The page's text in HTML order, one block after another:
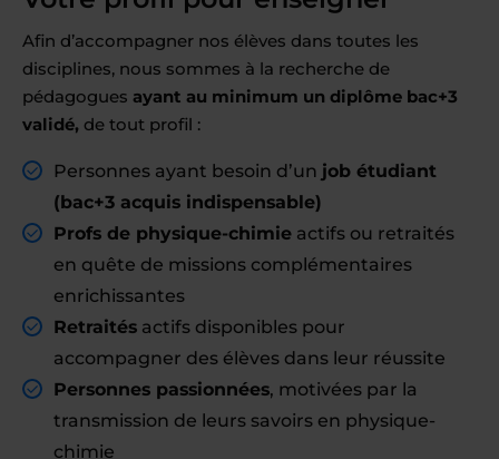
Afin d’accompagner nos élèves dans toutes les
disciplines, nous sommes à la recherche de
pédagogues ayant au minimum un diplôme bac+3
validé, de tout profil :
Personnes ayant besoin d’un job étudiant
(bac+3 acquis indispensable)
Profs de physique-chimie actifs ou retraités
en quête de missions complémentaires
enrichissantes
Retraités actifs disponibles pour
accompagner des élèves dans leur réussite
Personnes passionnées, motivées par la
transmission de leurs savoirs en physique-
chimie